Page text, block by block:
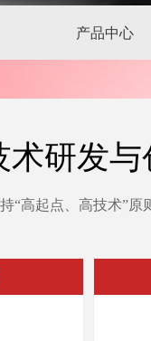
术研发与
“高起点、高技术”原
产品中心